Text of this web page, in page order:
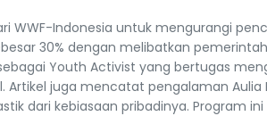
WWF-Indonesia untuk mengurangi
30% dengan melibatkan
Youth Activist yang bertugas
juga mencatat pengalaman Aulia
dari kebiasaan pribadinya. Program